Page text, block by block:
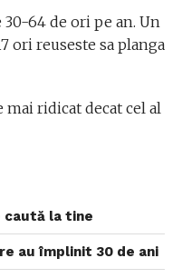
64 de ori pe an. Un
ori reuseste sa planga
ridicat decat cel al
caută la tine
au împlinit 30 de ani